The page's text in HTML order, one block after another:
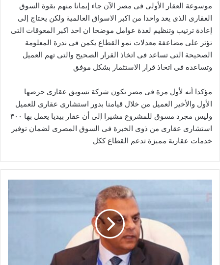
موسوعة العقار الأولى فى مصر الآن جاء إيمانا منهم بقوة السوق
العقارى الذى يعد واحدا من اكبر الاسواق العالمية ولكن يحتاج إلى
إعادة ترتيب وتنظيم لعدة عوامل موضحا ان احد اكبر المعوقات التى
تؤثر على مضاعفة معدلات نمو القطاع يكمن فى ندرة المعلومة
الصحيحة التى تساعد فى اتخاذ القرار الصحيح والتى تهم العميل
وتساعده فى اتخاذ قرار الاستثمار بشكل موفق
مؤكدا أنه لأول مرة فى مصر تكون شركة تسويق عقارى حرصها
الأول والأخير العميل من خلال قيامنا بدور استشارى عقارى للعميل
وليس مجرد مسوق للمشروع مشيرا إلى أن عقار بيديا يعمل بها ٣٠٠
استشارى عقارى من ذوى الخبرة فى السوق المصرى لضمان توفير
خدمات عقارية مميزة تدعم القطاع ككل
المصري
تواجه